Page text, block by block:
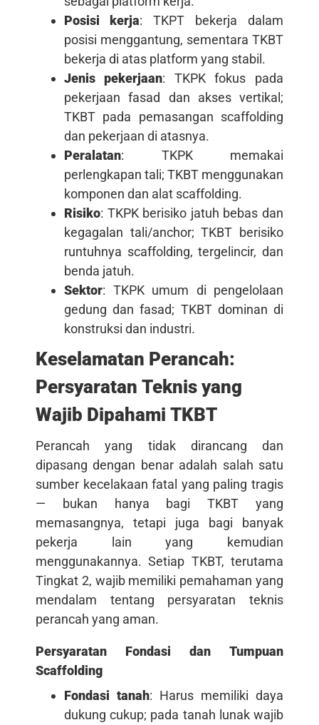
Posisi kerja: TKPT bekerja dalam
posisi menggantung, sementara TKBT
bekerja di atas platform yang stabil.
Jenis pekerjaan: TKPK fokus pada
pekerjaan fasad dan akses vertikal;
TKBT pada pemasangan scaffolding
dan pekerjaan di atasnya.
Peralatan: TKPK memakai
perlengkapan tali; TKBT menggunakan
komponen dan alat scaffolding.
Risiko: TKPK berisiko jatuh bebas dan
kegagalan tali/anchor; TKBT berisiko
runtuhnya scaffolding, tergelincir, dan
benda jatuh.
Sektor: TKPK umum di pengelolaan
gedung dan fasad; TKBT dominan di
konstruksi dan industri.
Keselamatan Perancah:
Persyaratan Teknis yang
Wajib Dipahami TKBT
Perancah yang tidak dirancang dan
dipasang dengan benar adalah salah satu
sumber kecelakaan fatal yang paling tragis
— bukan hanya bagi TKBT yang
memasangnya, tetapi juga bagi banyak
pekerja lain yang kemudian
menggunakannya. Setiap TKBT, terutama
Tingkat 2, wajib memiliki pemahaman yang
mendalam tentang persyaratan teknis
perancah yang aman.
Persyaratan Fondasi dan Tumpuan
Scaffolding
Fondasi tanah: Harus memiliki daya
dukung cukup; pada tanah lunak wajib